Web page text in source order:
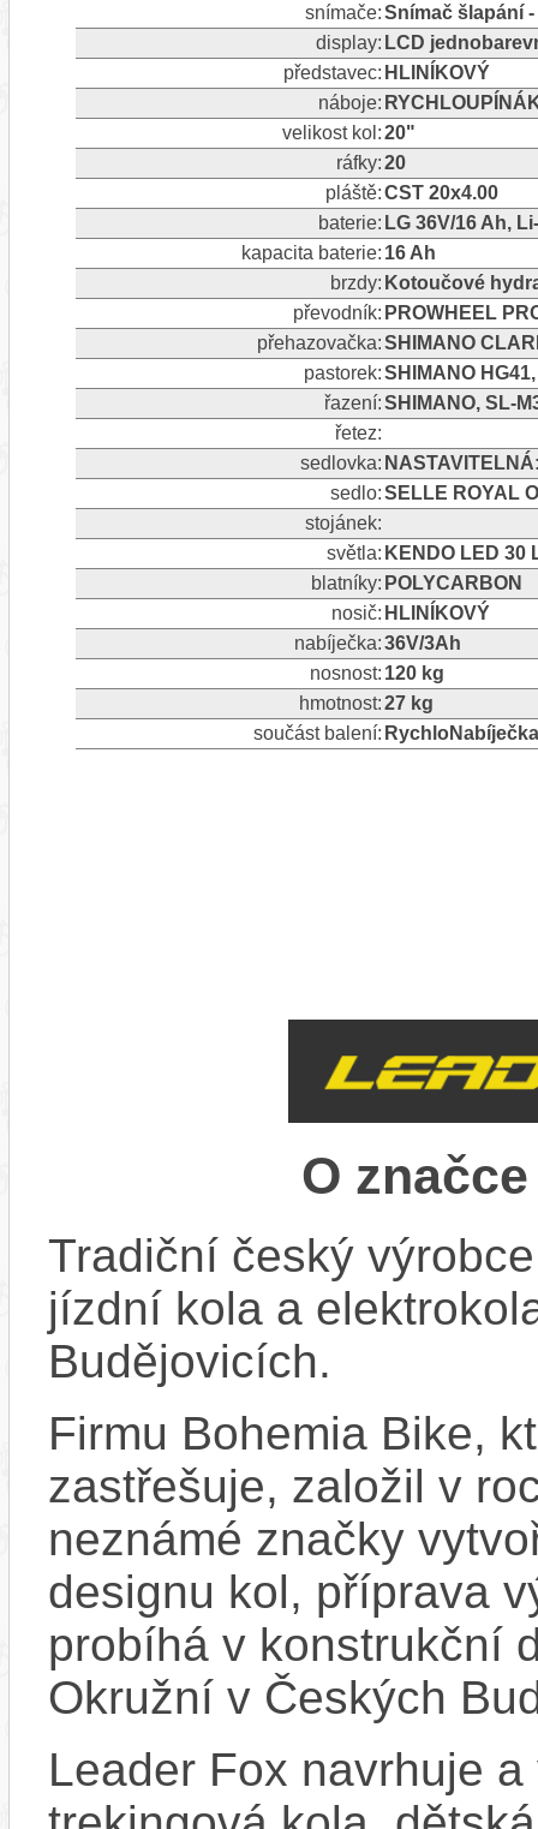
snímače:Snímač šlapání -
display: LCD
představec: HLINÍKOVÝ
náboje:
velikost kol:20"
ráfky:20
pláště:CST 20x4.00
baterie: LG 36V/16 Ah,
kapacita baterie: 16 Ah
brzdy: Kotoučové
převodník: PROWHEEL
přehazovačka:SHIMANO
pastorek:SHIMANO
řazení:SHIMANO, SL-
řetez:
sedlovka:
sedlo:SELLE ROYAL
stojánek:
světla: KENDO LED 30
blatníky: POLYCARBON
nosič: HLINÍKOVÝ
nabíječka:36V/3Ah
nosnost: 120 kg
hmotnost:27 kg
součást balení:
O
Tradiční český
jízdní kola a
Budějovicích.
Firmu Bohemia Bike,
zastřešuje, založil v
neznámé značky
designu kol, příprava
probíhá v konstrukční
Okružní v Českých
Leader Fox navrhuje